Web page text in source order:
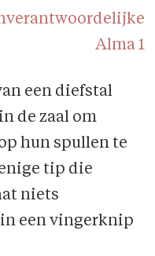
Alma 1
een diefstal
de zaal om
hun spullen te
tip die
niets
een vingerknip